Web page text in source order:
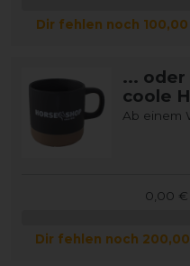
Dir fehlen noch
...
coole
Ab einem
0,00
Dir fehlen noch